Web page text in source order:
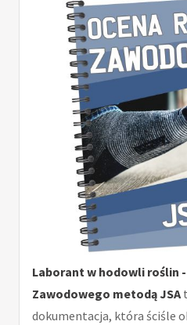
Laborant w hodowli roślin -
Zawodowego metodą JSA
dokumentacja, która ściśle